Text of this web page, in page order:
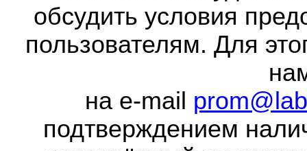
обсудить условия
пользователям. Для
на e-mail
подтверждением